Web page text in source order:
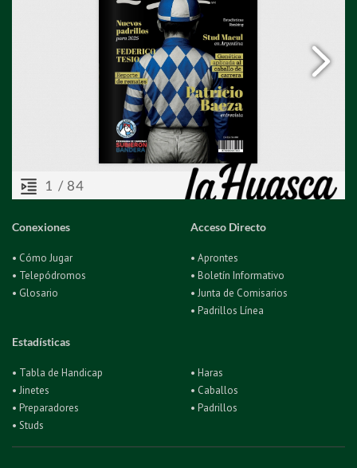
Conexiones
• Cómo Jugar
• Telepódromos
• Glosario
Acceso Directo
• Aprontes
• Boletín Informativo
• Junta de Comisarios
• Padrillos Línea
Estadísticas
• Tabla de Handicap
• Jinetes
• Preparadores
• Studs
• Haras
• Caballos
• Padrillos